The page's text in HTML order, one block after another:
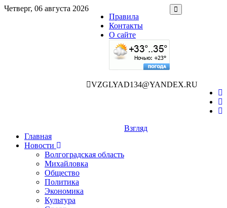
Четверг, 06 августа 2026
Правила
Контакты
О сайте
VZGLYAD134@YANDEX.RU
Главная
Новости
Волгоградская область
Михайловка
Общество
Политика
Экономика
Культура
Взгляд